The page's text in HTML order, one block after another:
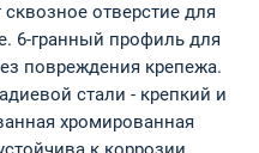
отверстие для
6-гранный профиль для
повреждения крепежа.
стали - крепкий и
хромированная